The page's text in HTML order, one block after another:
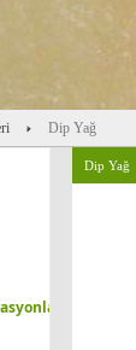
Dip Yağ
Dip Yağ